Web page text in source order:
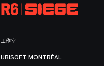
工作室
UBISOFT MONTRÉAL